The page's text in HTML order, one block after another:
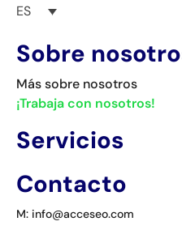
ES
Sobre
Más sobre nosotros
¡Trabaja con nosotros!
Servicios
Contacto
M: info@acceseo.com